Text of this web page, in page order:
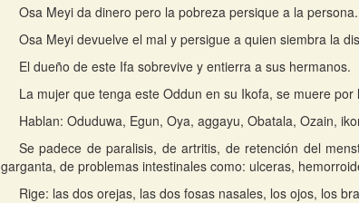
Osa Meyi da dinero pero la pobreza persique a la persona.
Osa Meyi devuelve el mal y persigue a quien siembra la
El dueño de este Ifa sobrevive y entierra a sus hermanos.
La mujer que tenga este Oddun en su Ikofa, se muere por
Hablan: Oduduwa, Egun, Oya, aggayu, Obatala, Ozain,
Se padece de paralisis, de artritis, de retención del
garganta, de problemas intestinales como: ulceras,
Rige: las dos orejas, las dos fosas nasales, los ojos, los